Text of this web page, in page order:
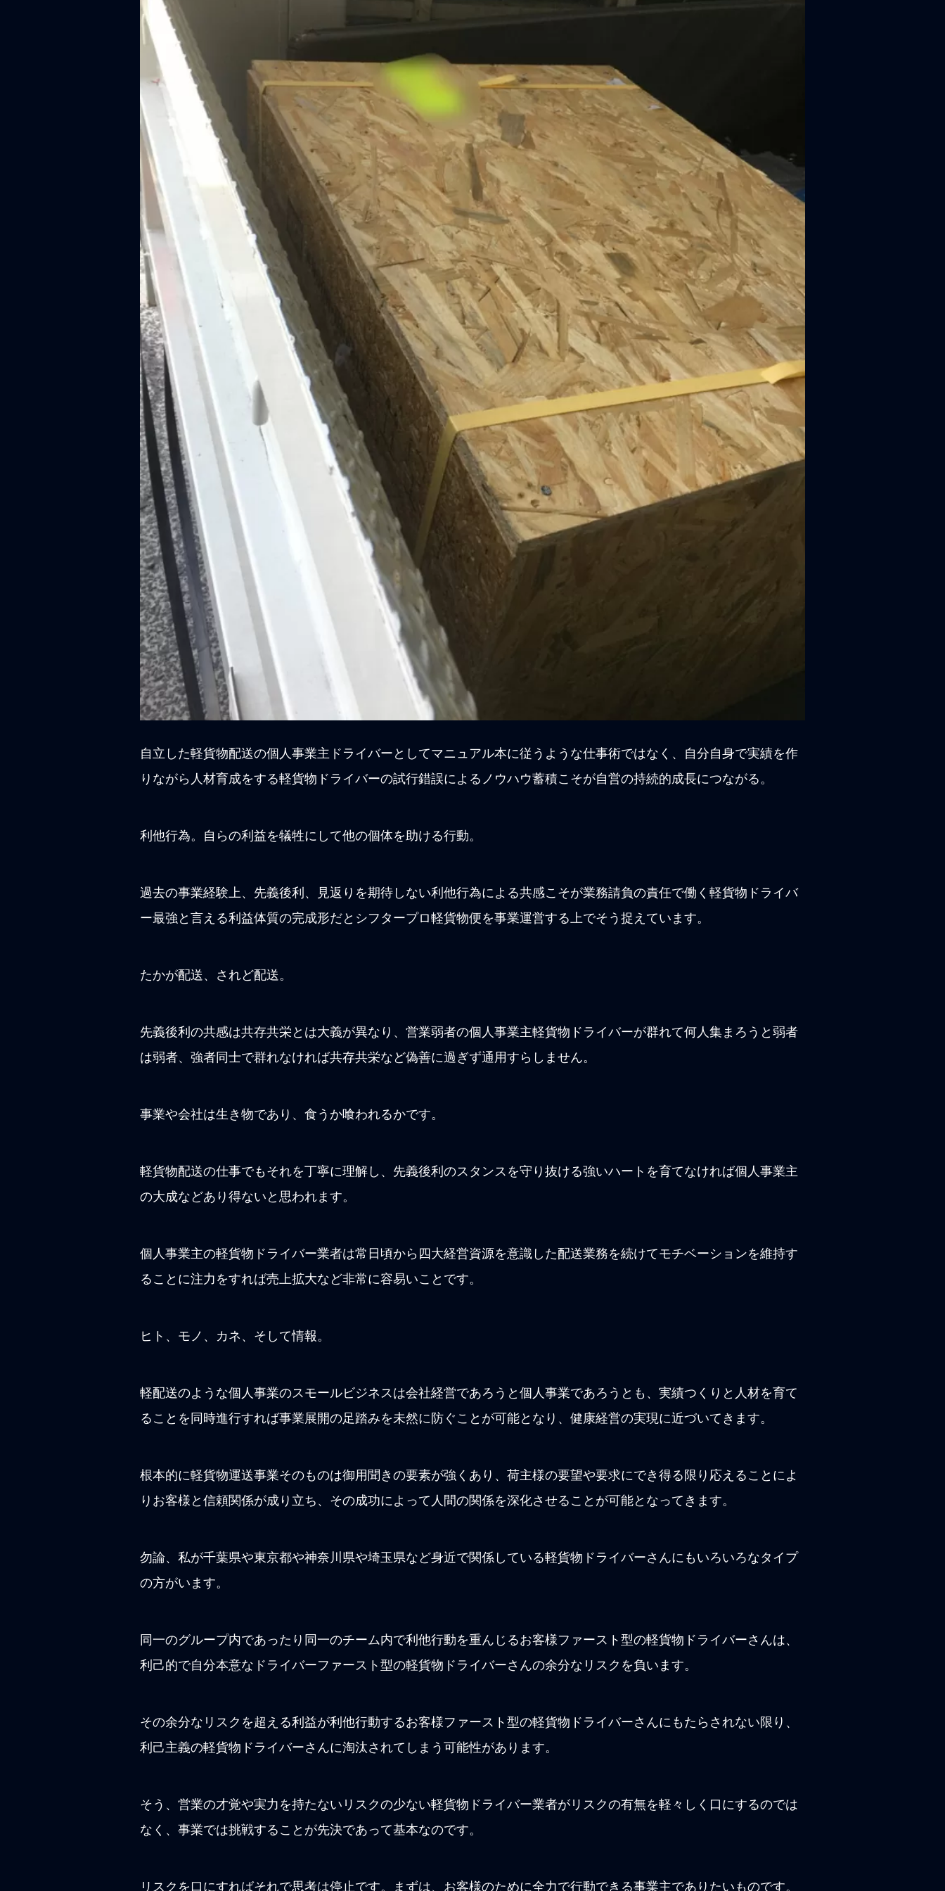
自立した軽貨物配送の個人事業主ドライバーとしてマニュアル本に従うような仕事術ではなく、自分自身で実績を作
りながら人材育成をする軽貨物ドライバーの試行錯誤によるノウハウ蓄積こそが自営の持続的成長につながる。
利他行為。自らの利益を犠牲にして他の個体を助ける行動。
過去の事業経験上、先義後利、見返りを期待しない利他行為による共感こそが業務請負の責任で働く軽貨物ドライバ
ー最強と言える利益体質の完成形だとシフタープロ軽貨物便を事業運営する上でそう捉えています。
たかが配送、されど配送。
先義後利の共感は共存共栄とは大義が異なり、営業弱者の個人事業主軽貨物ドライバーが群れて何人集まろうと弱者
は弱者、強者同士で群れなければ共存共栄など偽善に過ぎず通用すらしません。
事業や会社は生き物であり、食うか喰われるかです。
軽貨物配送の仕事でもそれを丁寧に理解し、先義後利のスタンスを守り抜ける強いハートを育てなければ個人事業主
の大成などあり得ないと思われます。
個人事業主の軽貨物ドライバー業者は常日頃から四大経営資源を意識した配送業務を続けてモチベーションを維持す
ることに注力をすれば売上拡大など非常に容易いことです。
ヒト、モノ、カネ、そして情報。
軽配送のような個人事業のスモールビジネスは会社経営であろうと個人事業であろうとも、実績つくりと人材を育て
ることを同時進行すれば事業展開の足踏みを未然に防ぐことが可能となり、健康経営の実現に近づいてきます。
根本的に軽貨物運送事業そのものは御用聞きの要素が強くあり、荷主様の要望や要求にでき得る限り応えることによ
りお客様と信頼関係が成り立ち、その成功によって人間の関係を深化させることが可能となってきます。
勿論、私が千葉県や東京都や神奈川県や埼玉県など身近で関係している軽貨物ドライバーさんにもいろいろなタイプ
の方がいます。
同一のグループ内であったり同一のチーム内で利他行動を重んじるお客様ファースト型の軽貨物ドライバーさんは、
利己的で自分本意なドライバーファースト型の軽貨物ドライバーさんの余分なリスクを負います。
その余分なリスクを超える利益が利他行動するお客様ファースト型の軽貨物ドライバーさんにもたらされない限り、
利己主義の軽貨物ドライバーさんに淘汰されてしまう可能性があります。
そう、営業の才覚や実力を持たないリスクの少ない軽貨物ドライバー業者がリスクの有無を軽々しく口にするのでは
なく、事業では挑戦することが先決であって基本なのです。
リスクを口にすればそれで思考は停止です。まずは、お客様のために全力で行動できる事業主でありたいものです。